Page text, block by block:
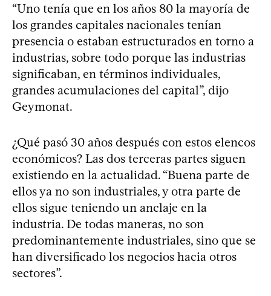
“Uno tenía que en los años 80 la mayoría de
los grandes capitales nacionales tenían
presencia o estaban estructurados en torno a
industrias, sobre todo porque las industrias
significaban, en términos individuales,
grandes acumulaciones del capital”, dijo
Geymonat.
¿Qué pasó 30 años después con estos elencos
económicos? Las dos terceras partes siguen
existiendo en la actualidad. “Buena parte de
ellos ya no son industriales, y otra parte de
ellos sigue teniendo un anclaje en la
industria. De todas maneras, no son
predominantemente industriales, sino que se
han diversificado los negocios hacia otros
sectores”.